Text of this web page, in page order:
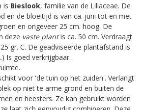
is Bieslook, familie van de Liliaceae. De
en de bloeitijd is van ca. juni tot en met
en ongeveer 25 cm. hoog. De
deze vaste plantis ca. 50 cm. Verdraagt
gr. C. De geadviseerde plantafstand is
Is goed verkrijgbaar.
voor 'de tuin op het zuiden'. Verlangt
op niet te arme grond en buiten de
en heesters. Ze kan gebruikt worden